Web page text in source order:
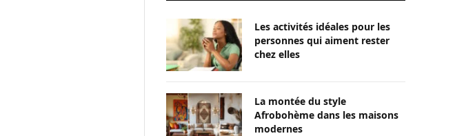
Les activités idéales pour les
personnes qui aiment rester
chez elles
La montée du style
Afrobohème dans les maisons
modernes